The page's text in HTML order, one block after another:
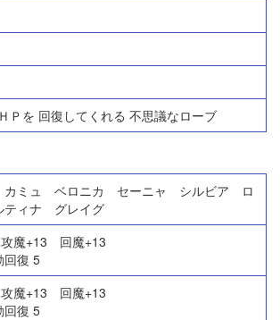
Ｐを 回復してくれる 不思議なローブ
ミュ ベロニカ セーニャ シルビア ロ
ィナ グレイグ
魔+13 回魔+13
回復 5
魔+13 回魔+13
回復 5